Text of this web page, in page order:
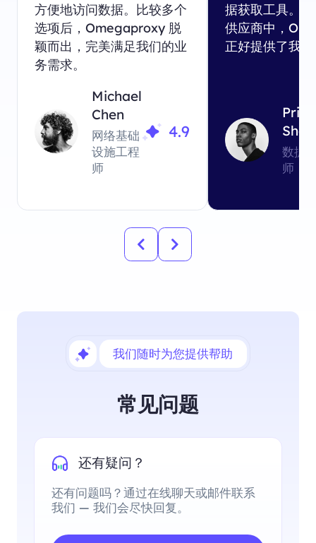
方便地访问数据。比较多个
选项后，Omegaproxy 脱
颖而出，完美满足我们的业
务需求。
Michael
Chen
网络基础
设施工程
师
4.9
据获取工具。
供应商中，
正好提供了我
Priya
数据
师
我们随时为您提供帮助
常见问题
还有疑问？
还有问题吗？通过在线聊天或邮件联系
我们 — 我们会尽快回复。